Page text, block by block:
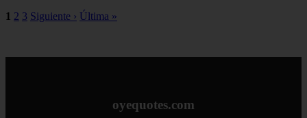
1 2 3 Siguiente › Última »
oyequotes.com